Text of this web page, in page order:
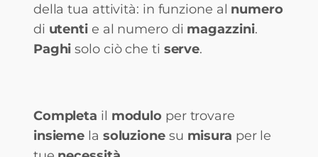
della tua attività: in funzione al numero
di utentie al numero di magazzini.
Paghi solo ciò che ti serve.
Completa il modulo per trovare
insieme la soluzionesu misura per le